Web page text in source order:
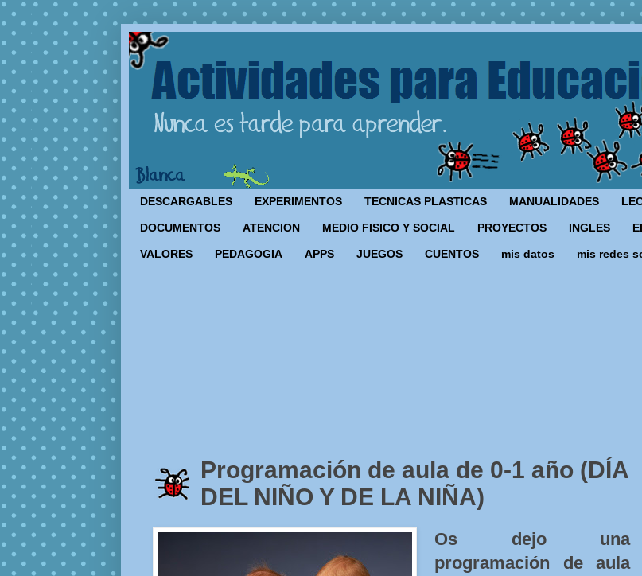
DESCARGABLES EXPERIMENTOS TECNICAS PLASTICAS MANUALIDADES
DOCUMENTOS ATENCION MEDIO FISICO Y SOCIAL PROYECTOS INGLES
VALORES PEDAGOGIA APPS JUEGOS CUENTOS mis datos mis redes
Programación de aula de 0-1 año (DÍA
DEL NIÑO Y DE LA NIÑA)
Os dejo una
programación de aula